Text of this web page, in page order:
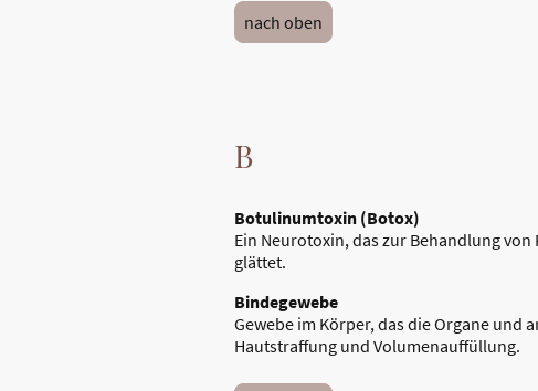
nach oben
B
Botulinumtoxin (Botox)
Ein Neurotoxin, das zur Behandlung
glättet.
Bindegewebe
Gewebe im Körper, das die Organe und
Hautstraffung und Volumenauffüllung.